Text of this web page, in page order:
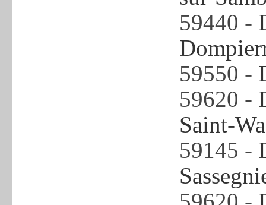
59440 -
59550 -
59620 -
Saint-
59145 -